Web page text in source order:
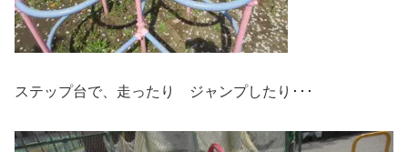
ステップ台で、走ったり ジャンプしたり･･･